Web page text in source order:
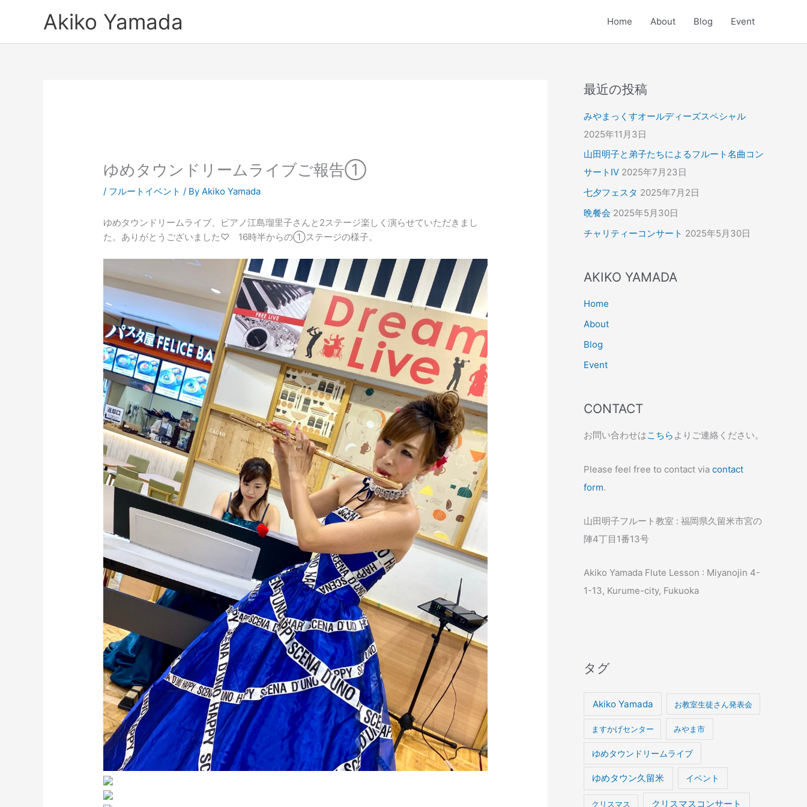
Akiko Yamada Home About Blog Event
ゆめタウンドリームライブご報告①
/ フルートイベント / ByAkiko Yamada
ゆめタウンドリームライブ、ピアノ江島瑠里子さんと2ステージ楽しく演らせていただきまし
た。ありがとうございました♡ 16時半からの①ステージの様子。
最近の投稿
みやまっくすオールディーズスペシャル
2025年11月3日
山田明子と弟子たちによるフルート名曲コン
サートⅣ 2025年7月23日
七夕フェスタ 2025年7月2日
晩餐会 2025年5月30日
チャリティーコンサート 2025年5月30日
AKIKO YAMADA
Home
About
Blog
Event
CONTACT
お問い合わせはこちら よりご連絡ください。
Please feel free to contact via contact
form.
山田明子フルート教室 : 福岡県久留米市宮の
陣4丁目1番13号
Akiko Yamada Flute Lesson : Miyanojin 4-
1-13, Kurume-city, Fukuoka
タグ
Akiko Yamada お教室生徒さん発表会
ますかげセンター みやま市
ゆめタウンドリームライブ
ゆめタウン久留米 イベント
クリスマス クリスマスコンサート